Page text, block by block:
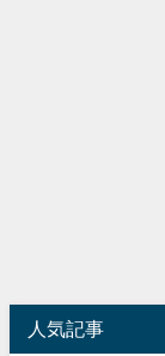
人気記事